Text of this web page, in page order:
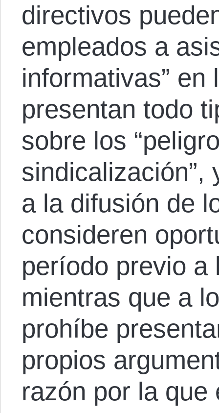
directivos
empleados a
informativas” en
presentan todo
sobre los
sindicalización”,
a la difusión de
consideren
período previo a
mientras que a
prohíbe
propios
razón por la que